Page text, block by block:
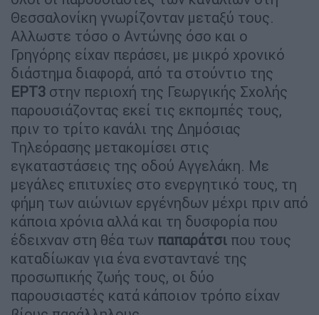
Θεσσαλονίκη γνωρίζονταν μεταξύ τους.
Αλλωστε τόσο ο Αντώνης όσο και ο
Γρηγόρης είχαν περάσει, με μικρό χρονικό
διάστημα διαφορά, από τα στούντιο της
ΕΡΤ3 στην περιοχή της Γεωργικής Σχολής
παρουσιάζοντας εκεί τις εκπομπές τους,
πριν το τρίτο κανάλι της Δημόσιας
Τηλεόρασης μετακομίσει στις
εγκαταστάσεις της οδού Αγγελάκη. Με
μεγάλες επιτυχίες στο ενεργητικό τους, τη
φήμη των αιώνιων εργένηδων μέχρι πριν από
κάποια χρόνια αλλά και τη δυσφορία που
έδειχναν στη θέα των παπαράτσι που τους
καταδίωκαν για ένα ενσταντανέ της
προσωπικής ζωής τους, οι δύο
παρουσιαστές κατά κάποιον τρόπο είχαν